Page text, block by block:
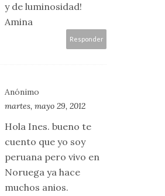
y de luminosidad!
Amina
Responder
Anónimo
martes, mayo 29, 2012
Hola Ines. bueno te
cuento que yo soy
peruana pero vivo en
Noruega ya hace
muchos anios.